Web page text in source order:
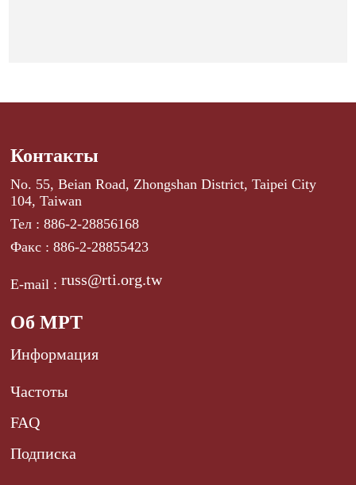
Контакты
No. 55, Beian Road, Zhongshan District, Taipei City
104, Taiwan
Тел : 886-2-28856168
Факс : 886-2-28855423
E-mail :russ@rti.org.tw
Об МРТ
Информация
Частоты
FAQ
Подписка